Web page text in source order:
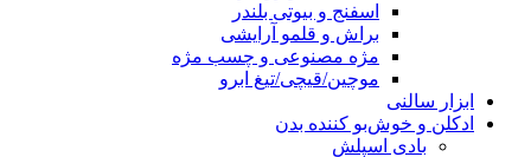
اسفنج و بیوتی بلندر
براش و قلمو آرایشی
مژه مصنوعی و چسب مژه
موچین/قیچی/تیغ ابرو
ابزار سالنی
ادکلن و خوش‌بو کننده بدن
بادی اسپلش